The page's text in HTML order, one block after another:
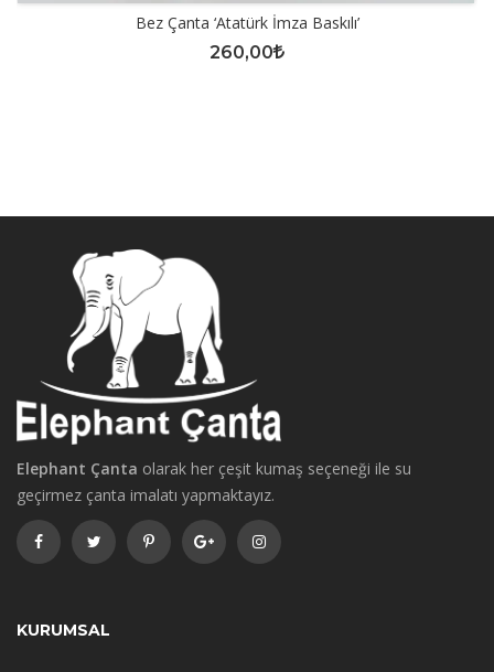
Bez Çanta ‘Atatürk İmza Baskılı’
260,00
Elephant Çanta olarak her çeşit kumaş seçeneği ile su
geçirmez çanta imalatı yapmaktayız.
KURUMSAL